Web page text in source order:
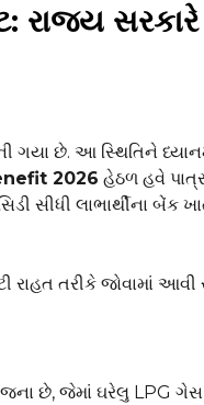
રાજ્ય સરકારે
ગયા છે. આ સ્થિતિને
2026 હેઠળ હવે
લાભાર્થીના બેંક
રાહત તરીકે જોવામાં આવી
છે, જેમાં ઘરેલુ LPG ગેસ